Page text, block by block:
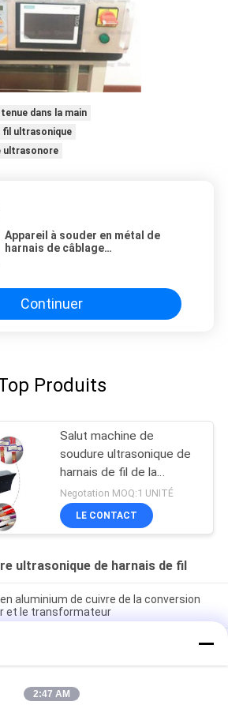
dans la main
fil ultrasonique
ultrasonore
Appareil à souder en métal de
harnais de câblage
Continuer
Produits
Salut machine de
soudure ultrasonique de
harnais de fil de la
puissance 4000w
Negotation MOQ:1 UNITÉ
LE CONTACT
ultrasonique de harnais de fil
aluminium de cuivre de la conversion
et le transformateur
de harnais du fil 20Khz pour
connexion de câblage cuivre de
la soudeuse 20Khz sans matériaux
2:47 AM